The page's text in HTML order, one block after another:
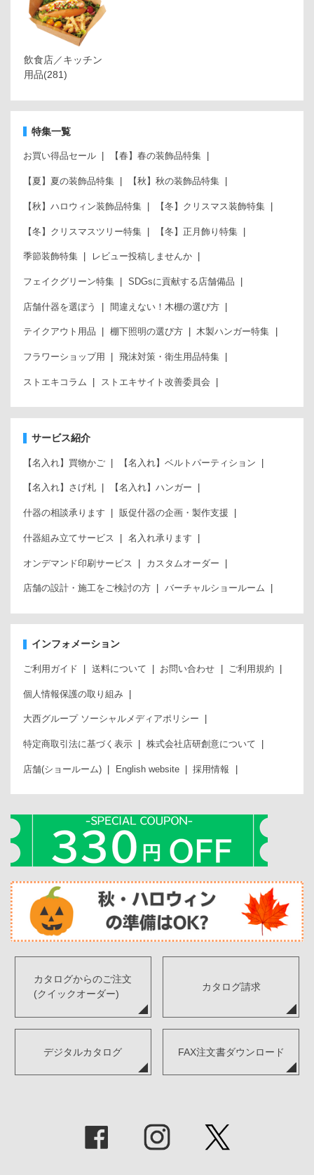
飲食店／キッチン
用品(281)
特集一覧
お買い得品セール 【春】春の装飾品特集
【夏】夏の装飾品特集 【秋】秋の装飾品特集
【秋】ハロウィン装飾品特集 【冬】クリスマス装飾特集
【冬】クリスマスツリー特集 【冬】正月飾り特集
季節装飾特集 レビュー投稿しませんか
フェイクグリーン特集 SDGsに貢献する店舗備品
店舗什器を選ぼう 間違えない！木棚の選び方
テイクアウト用品 棚下照明の選び方 木製ハンガー特集
フラワーショップ用 飛沫対策・衛生用品特集
ストエキコラム ストエキサイト改善委員会
サービス紹介
【名入れ】買物かご 【名入れ】ベルトパーティション
【名入れ】さげ札 【名入れ】ハンガー
什器の相談承ります 販促什器の企画・製作支援
什器組み立てサービス 名入れ承ります
オンデマンド印刷サービス カスタムオーダー
店舗の設計・施工をご検討の方 バーチャルショールーム
インフォメーション
ご利用ガイド 送料について お問い合わせ ご利用規約
個人情報保護の取り組み
大西グループ ソーシャルメディアポリシー
特定商取引法に基づく表示 株式会社店研創意について
店舗(ショールーム) English website 採用情報
カタログからのご注文
(クイックオーダー)
カタログ請求
デジタルカタログ FAX注文書ダウンロード